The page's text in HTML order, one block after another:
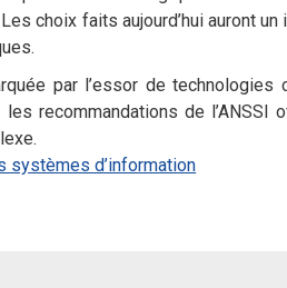
choix faits aujourd’hui auront un
par l’essor de technologies
recommandations de l’ANSSI
systèmes d’information